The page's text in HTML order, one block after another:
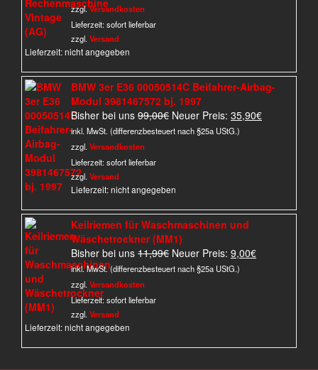
zzgl.Versandkosten
Lieferzeit:sofort lieferbar
zzgl.Versand
Lieferzeit: nicht angegeben
BMW 3er E36 00050514C Beifahrer-Airbag-
Modul 3981467572 bj. 1997
Bisher bei uns 99,00€ Ursprünglicher
Preis
Neuer Preis: 35,90€Aktueller
inkl. MwSt. (differenzbesteuert nach §25a UStG.)
zzgl.Versandkosten
Lieferzeit:sofort lieferbar
zzgl.Versand
Lieferzeit: nicht angegeben
Keilriemen für Waschmaschinen und
Wäschetrockner (MM1)
Bisher bei uns 11,99€ Ursprünglicher
Preis
Neuer Preis: 9,00€Aktueller
inkl. MwSt. (differenzbesteuert nach §25a UStG.)
zzgl.Versandkosten
Lieferzeit:sofort lieferbar
zzgl.Versand
Lieferzeit: nicht angegeben